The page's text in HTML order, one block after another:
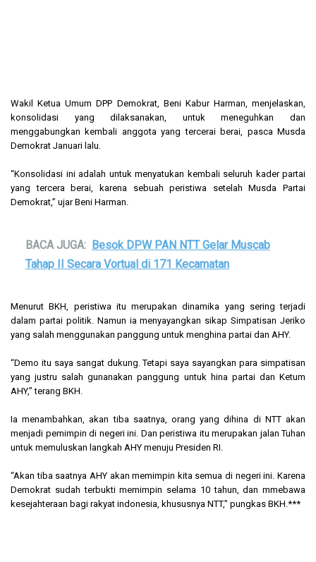
Wakil Ketua Umum DPP Demokrat, Beni Kabur Harman, menjelaskan,
konsolidasi yang dilaksanakan, untuk meneguhkan dan
menggabungkan kembali anggota yang tercerai berai, pasca Musda
Demokrat Januari lalu.
“Konsolidasi ini adalah untuk menyatukan kembali seluruh kader partai
yang tercera berai, karena sebuah peristiwa setelah Musda Partai
Demokrat,” ujar Beni Harman.
BACA JUGA: Besok DPW PAN NTT Gelar Muscab
Tahap II Secara Vortual di 171 Kecamatan
Menurut BKH, peristiwa itu merupakan dinamika yang sering terjadi
dalam partai politik. Namun ia menyayangkan sikap Simpatisan Jeriko
yang salah menggunakan panggung untuk menghina partai dan AHY.
“Demo itu saya sangat dukung. Tetapi saya sayangkan para simpatisan
yang justru salah gunanakan panggung untuk hina partai dan Ketum
AHY,” terang BKH.
Ia menambahkan, akan tiba saatnya, orang yang dihina di NTT akan
menjadi pemimpin di negeri ini. Dan peristiwa itu merupakan jalan Tuhan
untuk memuluskan langkah AHY menuju Presiden RI.
“Akan tiba saatnya AHY akan memimpin kita semua di negeri ini. Karena
Demokrat sudah terbukti memimpin selama 10 tahun, dan mmebawa
kesejahteraan bagi rakyat indonesia, khususnya NTT,” pungkas BKH.***